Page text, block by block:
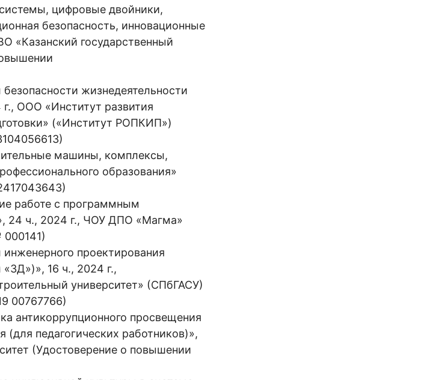
цифровые двойники,
безопасность, инновационные
«Казанский государственный
жизнедеятельности
ООО «Институт развития
(«Институт РОПКИП»)
машины, комплексы,
образования»
работе с программным
24 ч., 2024 г., ЧОУ ДПО «Магма»
проектирования
16 ч., 2024 г.,
университет» (СПбГАСУ)
00767766)
антикоррупционного просвещения
(для педагогических работников)»,
(Удостоверение о повышении